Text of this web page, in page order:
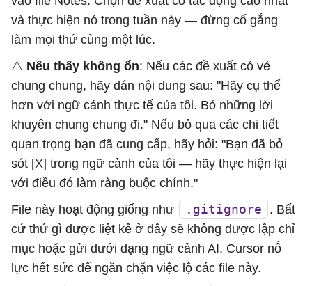
và thực hiện nó trong tuần này — đừng cố gắng
làm mọi thứ cùng một lúc.
⚠️ Nếu thấy không ổn: Nếu các đề xuất có vẻ
chung chung, hãy dán nội dung sau: "Hãy cụ thể
hơn với ngữ cảnh thực tế của tôi. Bỏ những lời
khuyên chung chung đi." Nếu bỏ qua các chi tiết
quan trọng bạn đã cung cấp, hãy hỏi: "Bạn đã bỏ
sót [X] trong ngữ cảnh của tôi — hãy thực hiện lại
với điều đó làm ràng buộc chính."
File này hoạt động giống như
.gitignore
. Bất
cứ thứ gì được liệt kê ở đây sẽ không được lập chỉ
mục hoặc gửi dưới dạng ngữ cảnh AI. Cursor nỗ
lực hết sức để ngăn chặn việc lộ các file này.